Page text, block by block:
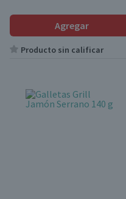
Agregar
Producto sin calificar